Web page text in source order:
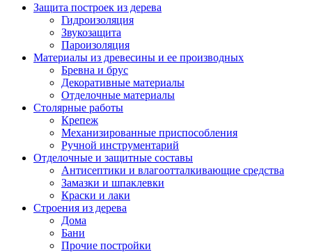
Защита построек из дерева
Гидроизоляция
Звукозащита
Пароизоляция
Материалы из древесины и ее производных
Бревна и брус
Декоративные материалы
Отделочные материалы
Столярные работы
Крепеж
Механизированные приспособления
Ручной инструментарий
Отделочные и защитные составы
Антисептики и влагоотталкивающие средства
Замазки и шпаклевки
Краски и лаки
Строения из дерева
Дома
Бани
Прочие постройки